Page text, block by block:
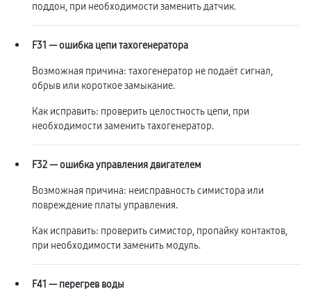
поддон, при необходимости заменить датчик.
F31 — ошибка цепи тахогенератора
Возможная причина: тахогенератор не подаёт сигнал,
обрыв или короткое замыкание.
Как исправить: проверить целостность цепи, при
необходимости заменить тахогенератор.
F32 — ошибка управления двигателем
Возможная причина: неисправность симистора или
повреждение платы управления.
Как исправить: проверить симистор, пропайку контактов,
при необходимости заменить модуль.
F41 — перегрев воды